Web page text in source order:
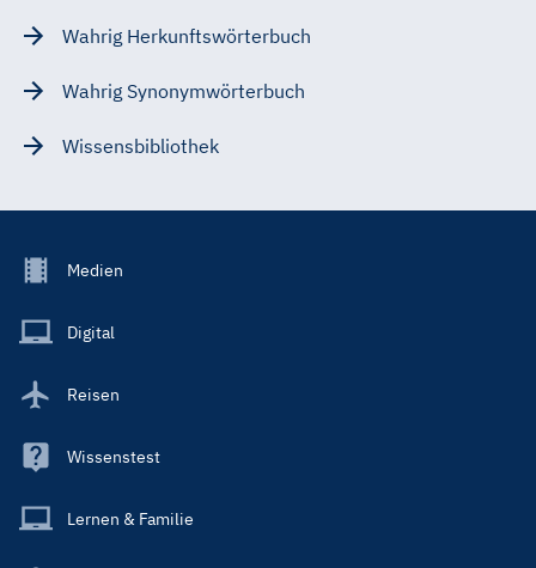
Wahrig Herkunftswörterbuch
Wahrig Synonymwörterbuch
Wissensbibliothek
Footer
Main
Medien
Digital
Reisen
Wissenstest
Lernen & Familie